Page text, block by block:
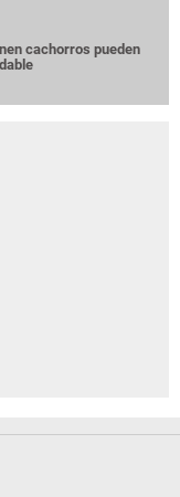
cachorros pueden